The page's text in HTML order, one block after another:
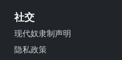
社交
现代奴隶制声明
隐私政策